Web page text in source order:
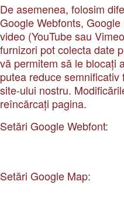
De asemenea, folosim
Google Webfonts,
video (YouTube sau
furnizori pot colecta date
vă permitem să le blocați
putea reduce
site-ului nostru.
reîncărcați pagina.
Setări Google Webfont:
Setări Google Map: